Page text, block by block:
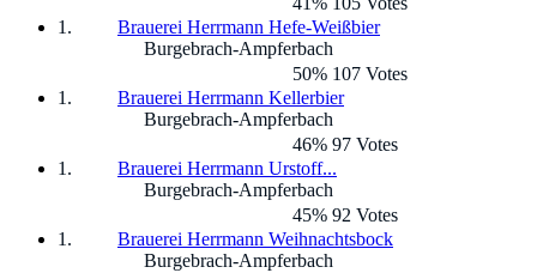
Brauerei Herrmann Hefe-Weißbier
Burgebrach-Ampferbach
50% 107 Votes
Brauerei Herrmann Kellerbier
Burgebrach-Ampferbach
46% 97 Votes
Brauerei Herrmann Urstoff...
Burgebrach-Ampferbach
45% 92 Votes
Brauerei Herrmann Weihnachtsbock
Burgebrach-Ampferbach